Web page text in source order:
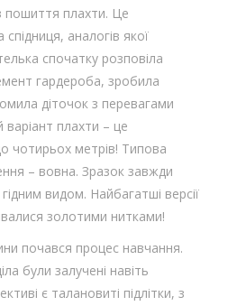
пошиття плахти. Це
аналогів якої
спочатку розповіла
гардероба, зробила
діточок з перевагами
варіант плахти – це
метрів! Типова
– вовна. Зразок завжди
видом. Найбагатші версії
золотими нитками!
почався процес навчання.
були залучені навіть
є талановиті підлітки, з